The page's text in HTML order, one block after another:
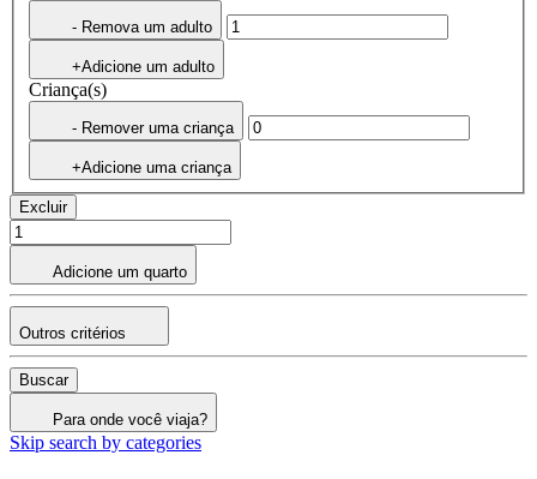
- Remova um adulto
+Adicione um adulto
Criança(s)
- Remover uma criança
+Adicione uma criança
Excluir
Adicione um quarto
Outros critérios
Buscar
Para onde você viaja?
Skip search by categories